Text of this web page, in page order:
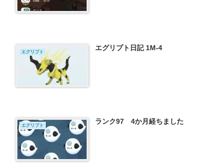
エグリプト エグリプト日記 1M-4
エグリプト ランク97 4か月経ちました